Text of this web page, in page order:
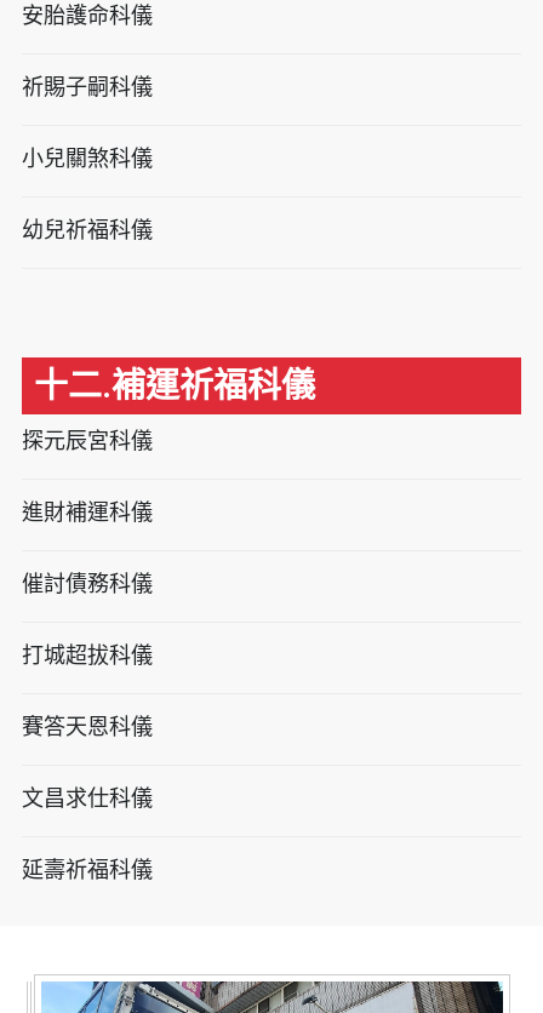
安胎護命科儀
祈賜子嗣科儀
小兒關煞科儀
幼兒祈福科儀
十二.補運祈福科儀
探元辰宮科儀
進財補運科儀
催討債務科儀
打城超拔科儀
賽答天恩科儀
文昌求仕科儀
延壽祈福科儀